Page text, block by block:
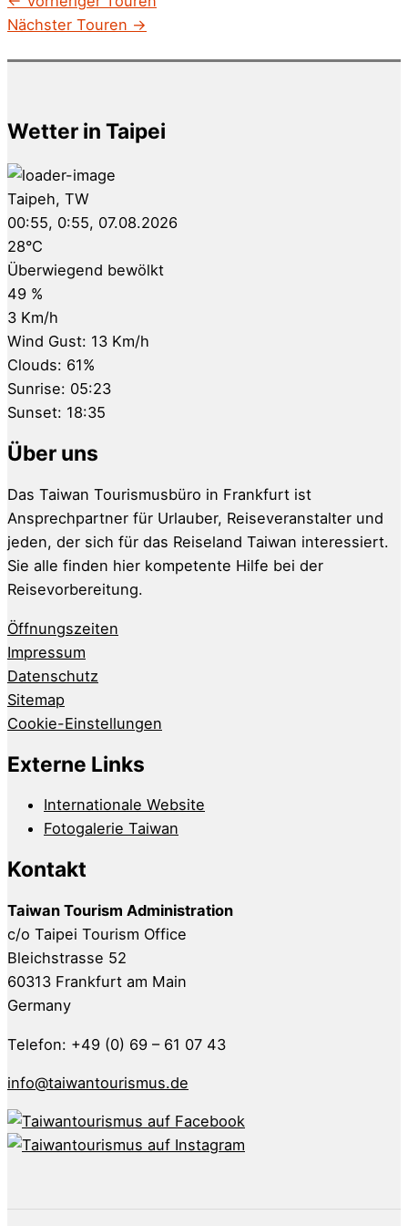
Nächster Touren →
Wetter in Taipei
Taipeh, TW
00:55, 0:55, 07.08.2026
28°C
Überwiegend bewölkt
49 %
3 Km/h
Wind Gust: 13 Km/h
Clouds: 61%
Sunrise: 05:23
Sunset: 18:35
Über uns
Das Taiwan Tourismusbüro in Frankfurt ist
Ansprechpartner für Urlauber, Reiseveranstalter und
jeden, der sich für das Reiseland Taiwan interessiert.
Sie alle finden hier kompetente Hilfe bei der
Reisevorbereitung.
Öffnungszeiten
Impressum
Datenschutz
Sitemap
Cookie-Einstellungen
Externe Links
Internationale Website
Fotogalerie Taiwan
Kontakt
Taiwan Tourism Administration
c/o Taipei Tourism Office
Bleichstrasse 52
60313 Frankfurt am Main
Germany
Telefon: +49 (0) 69 – 61 07 43
info@taiwantourismus.de